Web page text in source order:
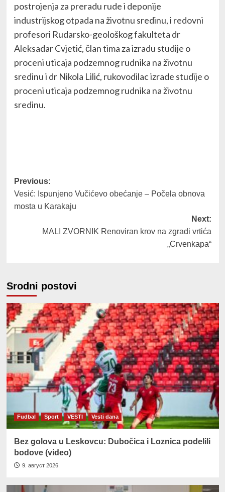
postrojenja za preradu rude i deponije
industrijskog otpada na životnu sredinu, i redovni
profesori Rudarsko-geološkog fakulteta dr
Aleksadar Cvjetić, član tima za izradu studije o
proceni uticaja podzemnog rudnika na životnu
sredinu i dr Nikola Lilić, rukovodilac izrade studije o
proceni uticaja podzemnog rudnika na životnu
sredinu.
Post
navigation
Previous:
Vesić: Ispunjeno Vučićevo obećanje – Počela obnova
mosta u Karakaju
Next:
MALI ZVORNIK Renoviran krov na zgradi vrtića
„Crvenkapa“
Srodni postovi
Fudbal Sport VESTI Vesti dana
Bez golova u Leskovcu: Dubočica i Loznica podelili
bodove (video)
9. август 2026.